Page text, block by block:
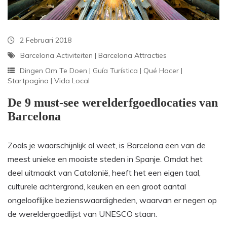
2 Februari 2018
Barcelona Activiteiten | Barcelona Attracties
Dingen Om Te Doen | Guía Turística | Qué Hacer |
Startpagina | Vida Local
De 9 must-see werelderfgoedlocaties van
Barcelona
Zoals je waarschijnlijk al weet, is Barcelona een van de
meest unieke en mooiste steden in Spanje. Omdat het
deel uitmaakt van Catalonië, heeft het een eigen taal,
culturele achtergrond, keuken en een groot aantal
ongelooflijke bezienswaardigheden, waarvan er negen op
de wereldergoedlijst van UNESCO staan.